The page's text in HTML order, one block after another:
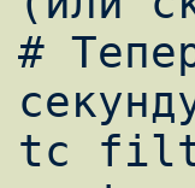
#
tc